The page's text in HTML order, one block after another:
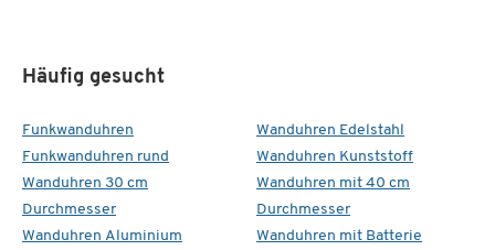
Häufig gesucht
Funkwanduhren
Funkwanduhren rund
Wanduhren 30 cm
Durchmesser
Wanduhren Aluminium
Wanduhren Edelstahl
Wanduhren Kunststoff
Wanduhren mit 40 cm
Durchmesser
Wanduhren mit Batterie